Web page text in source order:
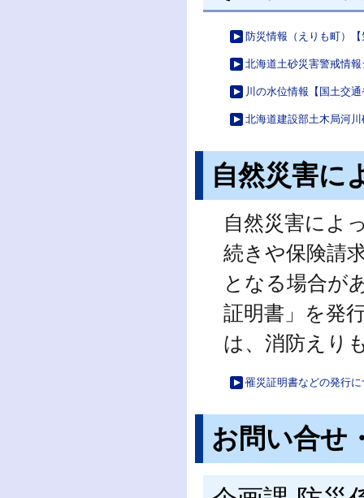
防災情報（えりも町）
北海道土砂災害警戒情
川の水位情報【国土交
北海道建設部土木局河
自然災害に
自然災害によ
続きや保険請
となる場合が
証明書」を発
は、消防えり
罹災証明書などの発行に
お問い合せ